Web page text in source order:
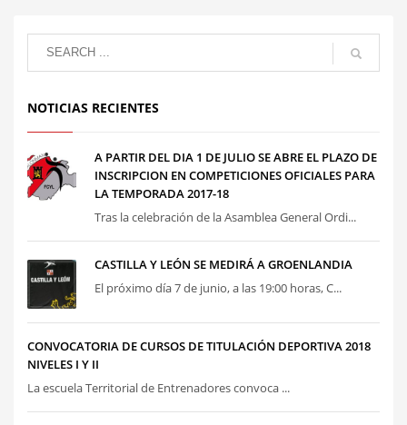
NOTICIAS RECIENTES
A PARTIR DEL DIA 1 DE JULIO SE ABRE EL PLAZO DE
INSCRIPCION EN COMPETICIONES OFICIALES PARA
LA TEMPORADA 2017-18
Tras la celebración de la Asamblea General Ordi...
CASTILLA Y LEÓN SE MEDIRÁ A GROENLANDIA
El próximo día 7 de junio, a las 19:00 horas, C...
CONVOCATORIA DE CURSOS DE TITULACIÓN DEPORTIVA 2018
NIVELES I Y II
La escuela Territorial de Entrenadores convoca ...